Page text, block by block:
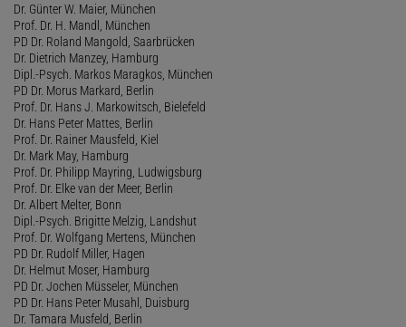
Dr. Günter W. Maier, München
Prof. Dr. H. Mandl, München
PD Dr. Roland Mangold, Saarbrücken
Dr. Dietrich Manzey, Hamburg
Dipl.-Psych. Markos Maragkos, München
PD Dr. Morus Markard, Berlin
Prof. Dr. Hans J. Markowitsch, Bielefeld
Dr. Hans Peter Mattes, Berlin
Prof. Dr. Rainer Mausfeld, Kiel
Dr. Mark May, Hamburg
Prof. Dr. Philipp Mayring, Ludwigsburg
Prof. Dr. Elke van der Meer, Berlin
Dr. Albert Melter, Bonn
Dipl.-Psych. Brigitte Melzig, Landshut
Prof. Dr. Wolfgang Mertens, München
PD Dr. Rudolf Miller, Hagen
Dr. Helmut Moser, Hamburg
PD Dr. Jochen Müsseler, München
PD Dr. Hans Peter Musahl, Duisburg
Dr. Tamara Musfeld, Berlin